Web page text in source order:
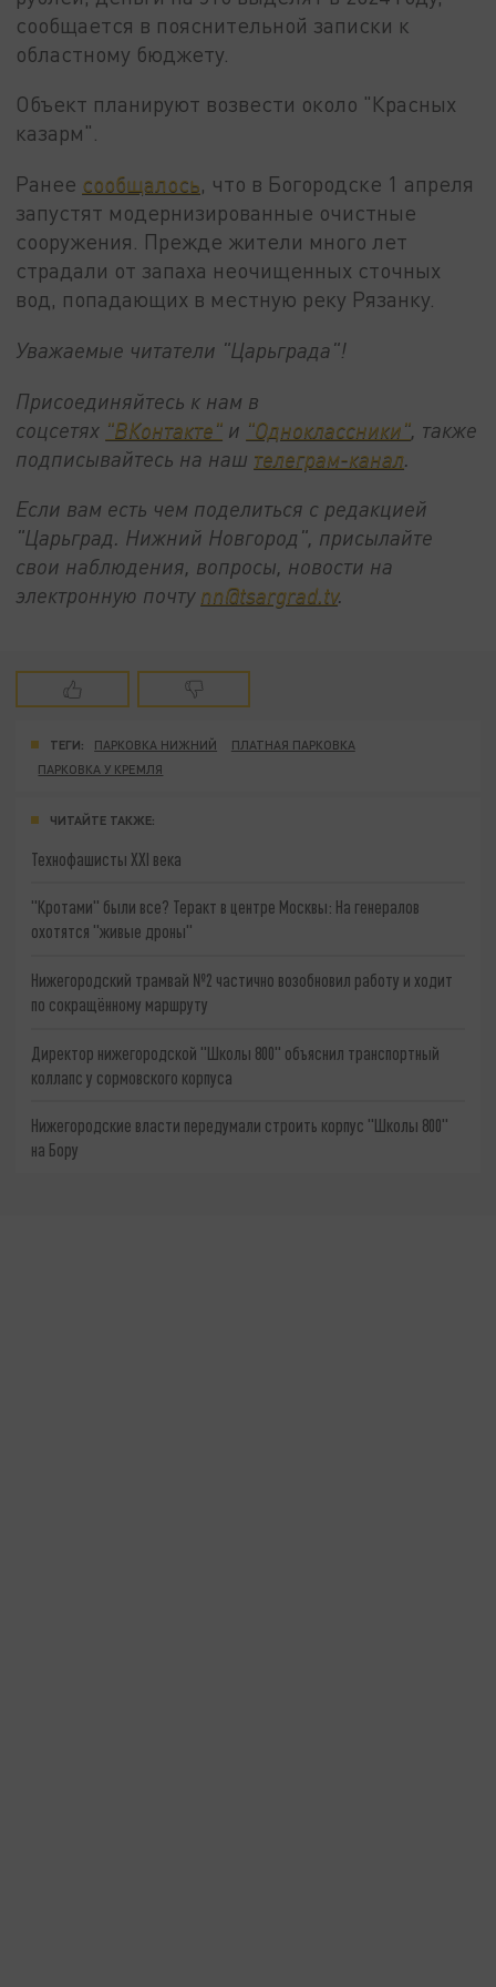
сообщается в пояснительной записки к
областному бюджету.
Объект планируют возвести около "Красных
казарм".
Ранее сообщалось, что в Богородске 1 апреля
запустят модернизированные очистные
сооружения. Прежде жители много лет
страдали от запаха неочищенных сточных
вод, попадающих в местную реку Рязанку.
Уважаемые читатели "Царьграда"!
Присоединяйтесь к нам в
соцсетях "ВКонтакте" и "Одноклассники" также
подписывайтесь на наш телеграм-канал
Если вам есть чем поделиться с редакцией
"Царьград. Нижний Новгород", присылайте
свои наблюдения, вопросы, новости на
электронную почту nn@tsargrad.tv.
ТЕГИ: ПАРКОВКА НИЖНИЙ
ПЛАТНАЯ ПАРКОВКА
ПАРКОВКА У КРЕМЛЯ
ЧИТАЙТЕ ТАКЖЕ:
Технофашисты XXI века
"Кротами" были все? Теракт в центре Москвы: На генералов
охотятся "живые дроны"
Нижегородский трамвай №2 частично возобновил работу и ходит
по сокращённому маршруту
Директор нижегородской "Школы 800" объяснил транспортный
коллапс у сормовского корпуса
Нижегородские власти передумали строить корпус "Школы 800"
на Бору